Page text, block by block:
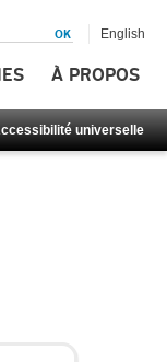
À PROPOS
universelle
English